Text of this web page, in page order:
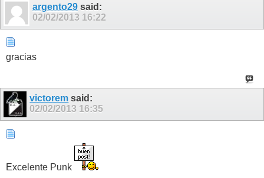
argento29 said:
02/02/2013 16:22
gracias
victorem said:
02/02/2013 16:35
Excelente Punk